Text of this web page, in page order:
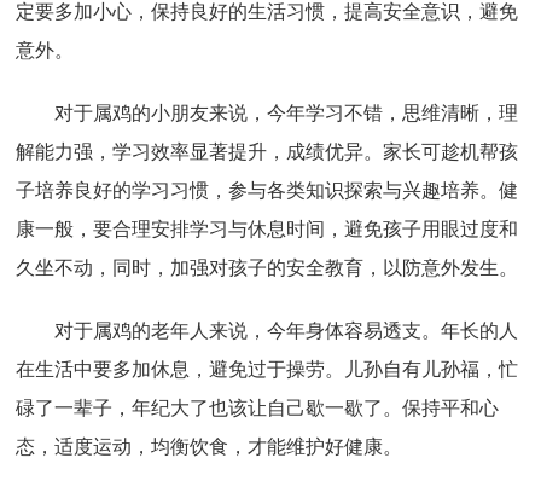
定要多加小心，保持良好的生活习惯，提高安全意识，避免
意外。
对于属鸡的小朋友来说，今年学习不错，思维清晰，理
解能力强，学习效率显著提升，成绩优异。家长可趁机帮孩
子培养良好的学习习惯，参与各类知识探索与兴趣培养。健
康一般，要合理安排学习与休息时间，避免孩子用眼过度和
久坐不动，同时，加强对孩子的安全教育，以防意外发生。
对于属鸡的老年人来说，今年身体容易透支。年长的人
在生活中要多加休息，避免过于操劳。儿孙自有儿孙福，忙
碌了一辈子，年纪大了也该让自己歇一歇了。保持平和心
态，适度运动，均衡饮食，才能维护好健康。